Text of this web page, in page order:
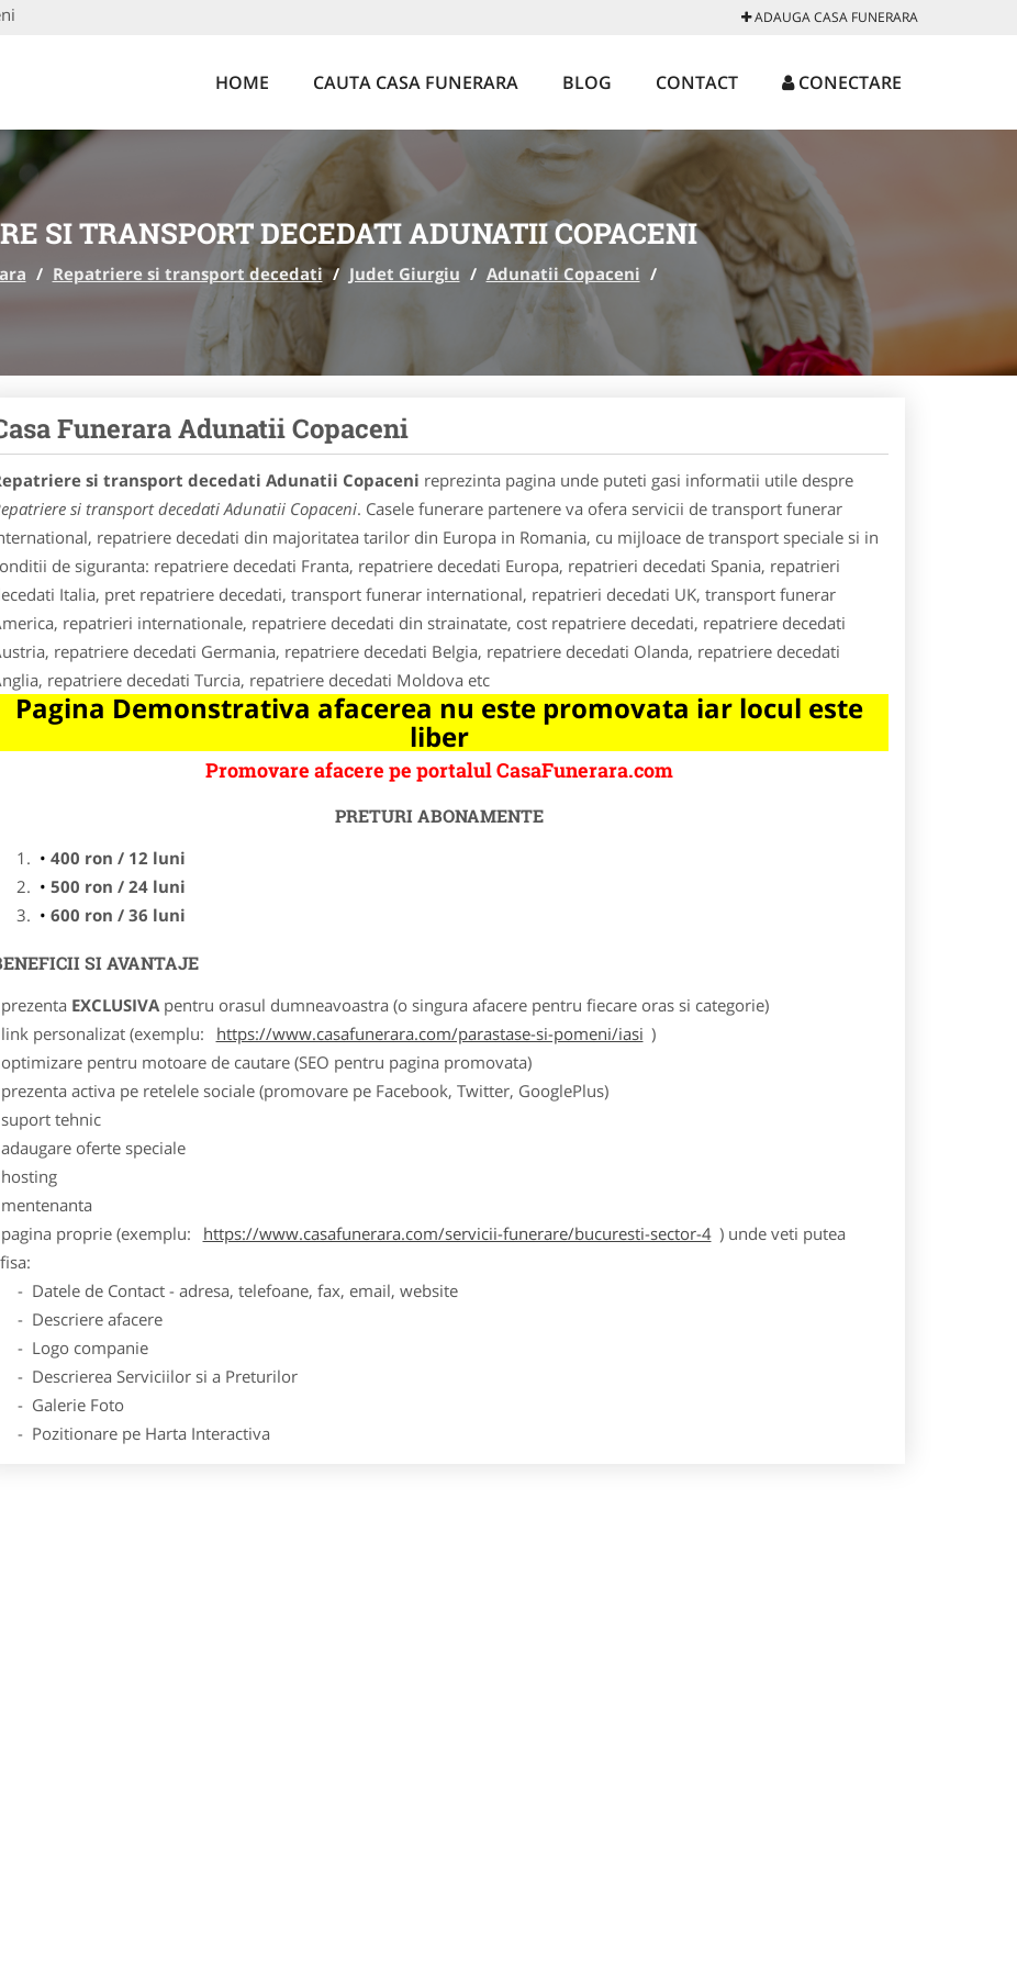
ADAUGA CASA FUNERARA
HOME CAUTA CASA FUNERARA BLOG CONTACT CONECTARE
SI TRANSPORT DECEDATI ADUNATII COPACENI
/ Repatriere si transport decedati / Judet Giurgiu / Adunatii Copaceni /
Funerara Adunatii Copaceni
si transport decedati Adunatii Copaceni reprezinta pagina unde puteti gasi informatii utile despre
si transport decedati Adunatii Copaceni. Casele funerare partenere va ofera servicii de transport funerar
repatriere decedati din majoritatea tarilor din Europa in Romania, cu mijloace de transport speciale si in
de siguranta: repatriere decedati Franta, repatriere decedati Europa, repatrieri decedati Spania, repatrieri
Italia, pret repatriere decedati, transport funerar international, repatrieri decedati UK, transport funerar
repatrieri internationale, repatriere decedati din strainatate, cost repatriere decedati, repatriere decedati
repatriere decedati Germania, repatriere decedati Belgia, repatriere decedati Olanda, repatriere decedati
repatriere decedati Turcia, repatriere decedati Moldova etc
Pagina Demonstrativa afacerea nu este promovata iar locul este
liber
Promovare afacere pe portalul CasaFunerara.com
PRETURI ABONAMENTE
400 ron / 12 luni
500 ron / 24 luni
600 ron / 36 luni
SI AVANTAJE
EXCLUSIVApentru orasul dumneavoastra (o singura afacere pentru fiecare oras si categorie)
personalizat (exemplu:
https://www.casafunerara.com/parastase-si-pomeni/iasi )
pentru motoare de cautare (SEO pentru pagina promovata)
activa pe retelele sociale (promovare pe Facebook, Twitter, GooglePlus)
tehnic
oferte speciale
proprie (exemplu:
https://www.casafunerara.com/servicii-funerare/bucuresti-sector-4 ) unde veti putea
- Datele de Contact - adresa, telefoane, fax, email, website
- Descriere afacere
- Logo companie
- Descrierea Serviciilor si a Preturilor
- Galerie Foto
- Pozitionare pe Harta Interactiva